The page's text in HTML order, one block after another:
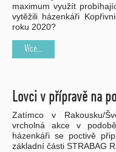
maximum využít
vytěžili házenkáři
roku 2020?
Více...
Lovci v přípravě na
Zatímco v Rakousku/
vrcholná akce v
házenkáři se poctivě
základní části STRABAG